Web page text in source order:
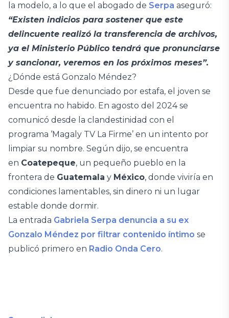
la modelo, a lo que el abogado de Serpa aseguró:
“Existen indicios para sostener que este
delincuente realizó la transferencia de archivos,
ya el Ministerio Público tendrá que pronunciarse
y sancionar, veremos en los próximos meses”.
¿Dónde está Gonzalo Méndez?
Desde que fue denunciado por estafa, el joven se
encuentra no habido. En agosto del 2024 se
comunicó desde la clandestinidad con el
programa ‘Magaly TV La Firme’ en un intento por
limpiar su nombre. Según dijo, se encuentra
en Coatepeque, un pequeño pueblo en la
frontera de Guatemala y México, donde viviría en
condiciones lamentables, sin dinero ni un lugar
estable donde dormir.
La entrada Gabriela Serpa denuncia a su ex
Gonzalo Méndez por filtrar contenido íntimo se
publicó primero en Radio Onda Cero.